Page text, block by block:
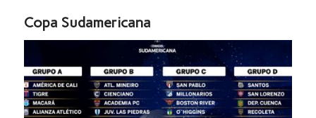
Copa Sudamericana